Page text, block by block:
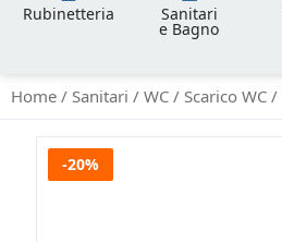
Rubinetteria Sanitari
e Bagno
Home Sanitari WC Scarico WC
Vai
-20%